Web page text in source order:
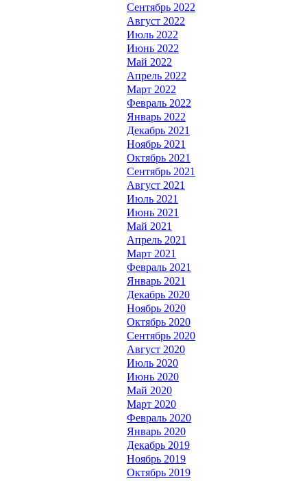
Сентябрь 2022
Август 2022
Июль 2022
Июнь 2022
Май 2022
Апрель 2022
Март 2022
Февраль 2022
Январь 2022
Декабрь 2021
Ноябрь 2021
Октябрь 2021
Сентябрь 2021
Август 2021
Июль 2021
Июнь 2021
Май 2021
Апрель 2021
Март 2021
Февраль 2021
Январь 2021
Декабрь 2020
Ноябрь 2020
Октябрь 2020
Сентябрь 2020
Август 2020
Июль 2020
Июнь 2020
Май 2020
Март 2020
Февраль 2020
Январь 2020
Декабрь 2019
Ноябрь 2019
Октябрь 2019